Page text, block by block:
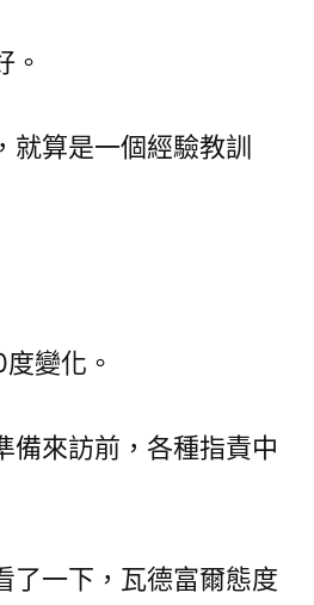
。
就算是一個經驗教訓
變化。
備來訪前，各種指責中
了一下，瓦德富爾態度